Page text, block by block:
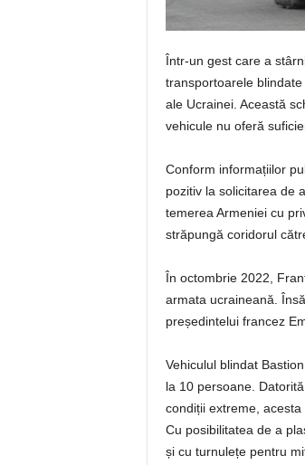
Într-un gest care a
transportoarele
ale Ucrainei. Această
vehicule nu oferă
Conform informațiilor
pozitiv la solicitarea de
temerea Armeniei cu
străpungă coridorul
În octombrie 2022,
armata ucraineană.
președintelui francez
Vehiculul blindat
la 10 persoane.
condiții extreme,
Cu posibilitatea de a
și cu turnulețe pentru